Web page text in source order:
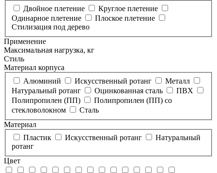
Двойное плетение
Круглое плетение
Одинарное плетение
Плоское плетение
Стилизация под дерево
Применение
Максимальная нагрузка, кг
Стиль
Материал корпуса
Алюминий
Искусственный ротанг
Металл
Натуральный ротанг
Оцинкованная сталь
ПВХ
Полипропилен (ПП)
Полипропилен (ПП) со
стекловолокном
Сталь
Материал
Пластик
Искусственный ротанг
Натуральный
ротанг
Цвет